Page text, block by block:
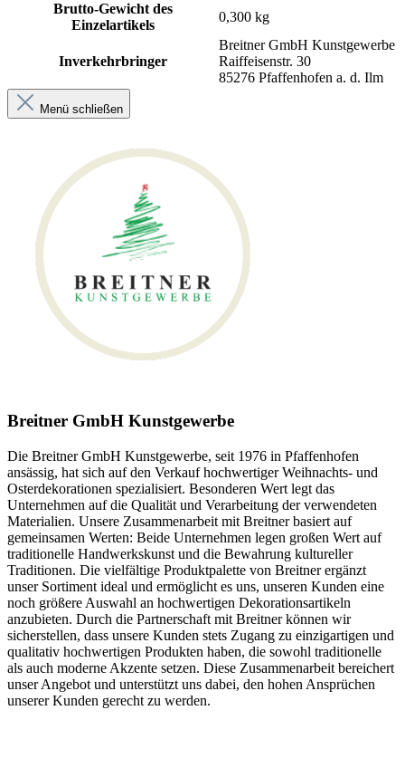
Brutto-Gewicht des
Einzelartikels
0,300 kg
Inverkehrbringer
Breitner GmbH Kunstgewerbe
Raiffeisenstr. 30
85276 Pfaffenhofen a. d. Ilm
Menü schließen
Breitner GmbH Kunstgewerbe
Die Breitner GmbH Kunstgewerbe, seit 1976 in Pfaffenhofen
ansässig, hat sich auf den Verkauf hochwertiger Weihnachts- und
Osterdekorationen spezialisiert. Besonderen Wert legt das
Unternehmen auf die Qualität und Verarbeitung der verwendeten
Materialien. Unsere Zusammenarbeit mit Breitner basiert auf
gemeinsamen Werten: Beide Unternehmen legen großen Wert auf
traditionelle Handwerkskunst und die Bewahrung kultureller
Traditionen. Die vielfältige Produktpalette von Breitner ergänzt
unser Sortiment ideal und ermöglicht es uns, unseren Kunden eine
noch größere Auswahl an hochwertigen Dekorationsartikeln
anzubieten. Durch die Partnerschaft mit Breitner können wir
sicherstellen, dass unsere Kunden stets Zugang zu einzigartigen und
qualitativ hochwertigen Produkten haben, die sowohl traditionelle
als auch moderne Akzente setzen. Diese Zusammenarbeit bereichert
unser Angebot und unterstützt uns dabei, den hohen Ansprüchen
unserer Kunden gerecht zu werden.